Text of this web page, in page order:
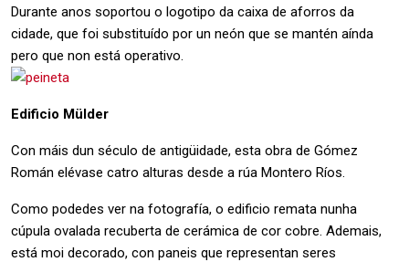
Durante anos soportou o logotipo da caixa de aforros da
cidade, que foi substituído por un neón que se mantén aínda
pero que non está operativo.
Edificio Mülder
Con máis dun século de antigüidade, esta obra de Gómez
Román elévase catro alturas desde a rúa Montero Ríos.
Como podedes ver na fotografía, o edificio remata nunha
cúpula ovalada recuberta de cerámica de cor cobre. Ademais,
está moi decorado, con paneis que representan seres